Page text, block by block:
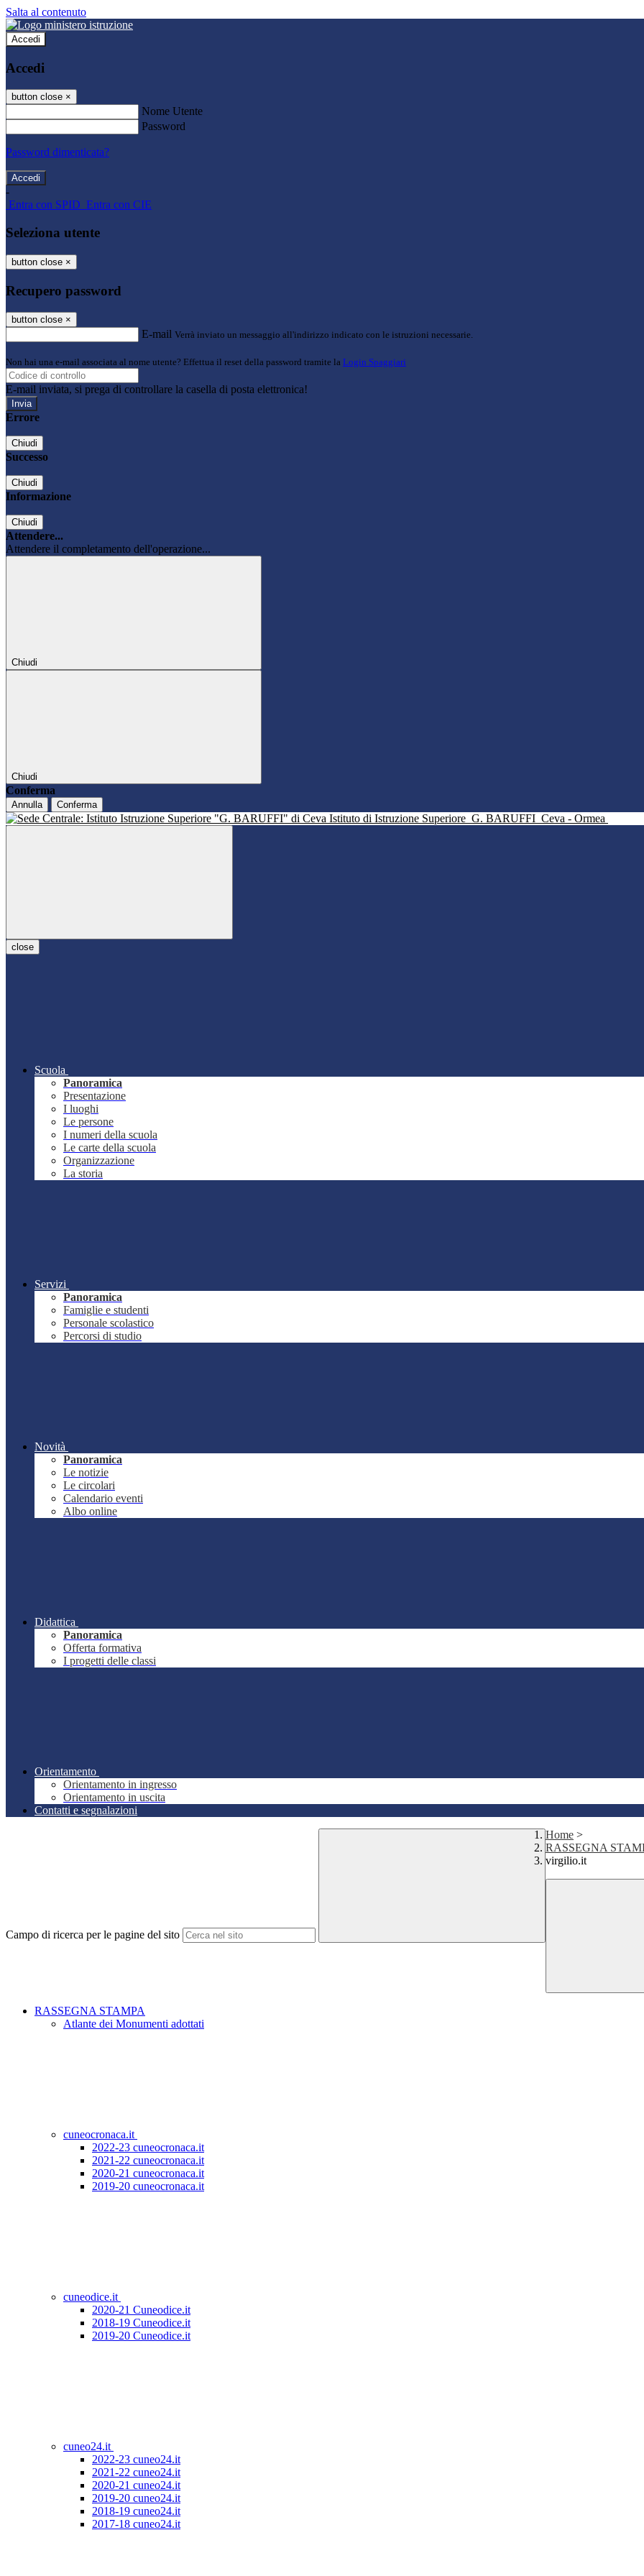
Salta al contenuto
Accedi
Accedi
button close ×
Nome Utente
Password
Password dimenticata?
-
Entra con SPID Entra con CIE
Seleziona utente
button close ×
Recupero password
button close ×
E-mail Verrà inviato un messaggio all'indirizzo indicato con le istruzioni necessarie.
Non hai una e-mail associata al nome utente? Effettua il reset della password tramite la Login Spaggiari
E-mail inviata, si prega di controllare la casella di posta elettronica!
Errore
Chiudi
Successo
Chiudi
Informazione
Chiudi
Attendere...
Attendere il completamento dell'operazione...
Chiudi
Chiudi
Conferma
Annulla Conferma
Istituto di Istruzione Superiore G. BARUFFI Ceva - Ormea
close
Scuola
Panoramica
Presentazione
I luoghi
Le persone
I numeri della scuola
Le carte della scuola
Organizzazione
La storia
Servizi
Panoramica
Famiglie e studenti
Personale scolastico
Percorsi di studio
Novità
Panoramica
Le notizie
Le circolari
Calendario eventi
Albo online
Didattica
Panoramica
Offerta formativa
I progetti delle classi
Orientamento
Orientamento in ingresso
Orientamento in uscita
Contatti e segnalazioni
Campo di ricerca per le pagine del sito
Home >
RASSEGNA
virgilio.it
RASSEGNA STAMPA
Atlante dei Monumenti adottati
cuneocronaca.it
2022-23 cuneocronaca.it
2021-22 cuneocronaca.it
2020-21 cuneocronaca.it
2019-20 cuneocronaca.it
cuneodice.it
2020-21 Cuneodice.it
2018-19 Cuneodice.it
2019-20 Cuneodice.it
cuneo24.it
2022-23 cuneo24.it
2021-22 cuneo24.it
2020-21 cuneo24.it
2019-20 cuneo24.it
2018-19 cuneo24.it
2017-18 cuneo24.it